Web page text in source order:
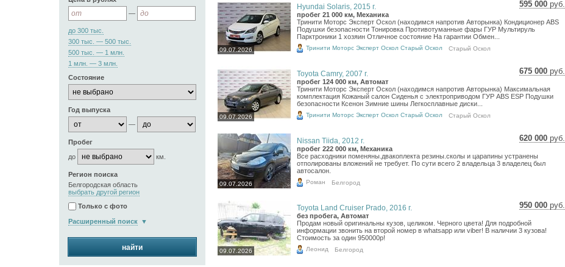
—
до 300 тыс.
300 тыс. — 500 тыс.
500 тыс. — 1 млн.
1 млн. — 3 млн.
Состояние
Год выпуска
—
Пробег
до
км.
Регион поиска
Белгородская область
выбрать другой регион
Только с фото
Расширенный поиск
найти
09.07.2026
595 000 руб.
8 702 €
Hyundai Solaris, 2015 г.
пробег 21 000 км, Механика
Тринити Моторс Эксперт Оскол (находимся напротив Авторынка) Кондиционер ABS
Подушки безопасности Тонировка Противотуманные фары ГУР Мультируль
Парктроники 1 хозяин Отличное состояние На гарантии Обмен...
Тринити Моторс Эксперт Оскол Старый Оскол Старый Оскол
09.07.2026
675 000 руб.
9 873 €
Toyota Camry, 2007 г.
пробег 124 000 км, Автомат
Тринити Моторс Эксперт Оскол (находимся напротив Авторынка) Максимальная
комплектация Кожаный салон Сиденья с электроприводом ГУР ABS ESP Подушки
безопасности Ксенон Зимние шины Легкосплавные диски...
Тринити Моторс Эксперт Оскол Старый Оскол Старый Оскол
09.07.2026
620 000 руб.
9 068 €
Nissan Tiida, 2012 г.
пробег 222 000 км, Механика
Все расходники поменяны.двакоплекта резины.сколы и царапины устранены
отполированы вложений не требует. По сути всего 2 владельца 3 владелец был
автосалон.
Роман Белгород
09.07.2026
950 000 руб.
13 895 €
Toyota Land Cruiser Prado, 2016 г.
без пробега, Автомат
Продам новый оригинальны кузов, целиком. Черного цвета! Для подробной
информации звонить на второй номер в whatsapp или viber! В наличии 3 кузова!
Стоимость за один 950000р!
Леонид Белгород